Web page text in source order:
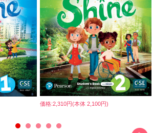
価格:2,310円(本体 2,100円)